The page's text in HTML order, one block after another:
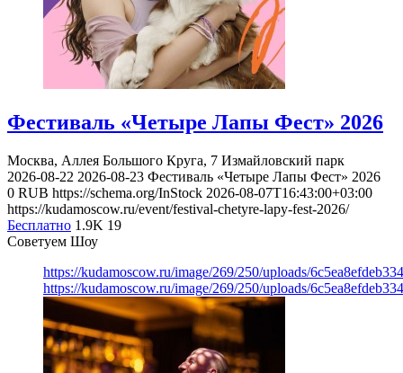
Фестиваль «Четыре Лапы Фест» 2026
Москва, Аллея Большого Круга, 7 Измайловский парк
2026-08-22 2026-08-23 Фестиваль «Четыре Лапы Фест» 2026
0 RUB https://schema.org/InStock 2026-08-07T16:43:00+03:00
https://kudamoscow.ru/event/festival-chetyre-lapy-fest-2026/
Бесплатно 1.9K 19
Советуем Шоу
https://kudamoscow.ru/image/269/250/uploads/
https://kudamoscow.ru/image/269/250/uploads/